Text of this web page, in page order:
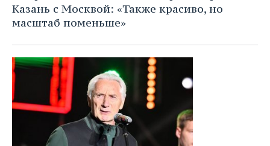
Казань с Москвой: «Также красиво, но
масштаб поменьше»